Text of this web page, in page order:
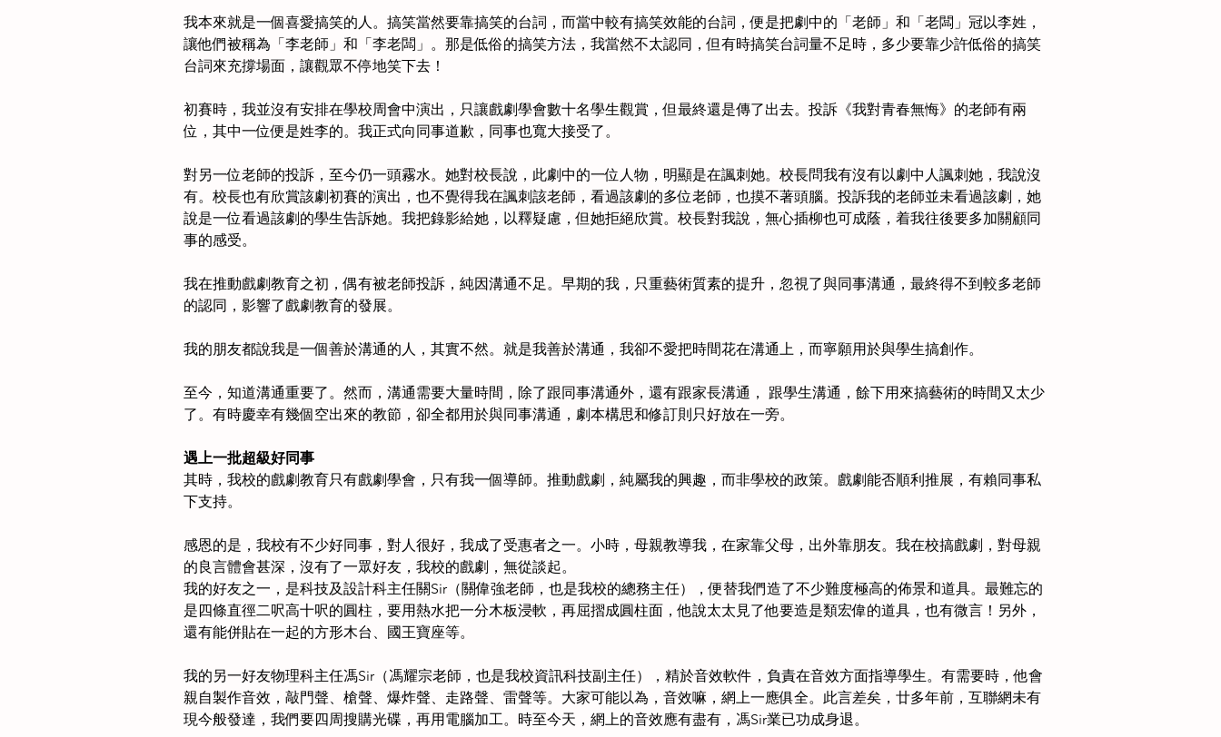
我本來就是一個喜愛搞笑的人。搞笑當然要靠搞笑的台詞，而當中較有搞笑效能的台詞，便是把劇中的「老師」和「老闆」冠以李姓，
讓他們被稱為「李老師」和「李老闆」。那是低俗的搞笑方法，我當然不太認同，但有時搞笑台詞量不足時，多少要靠少許低俗的搞笑
台詞來充撐場面，讓觀眾不停地笑下去！
初賽時，我並沒有安排在學校周會中演出，只讓戲劇學會數十名學生觀賞，但最終還是傳了出去。投訴《我對青春無悔》的老師有兩
位，其中一位便是姓李的。我正式向同事道歉，同事也寬大接受了。
對另一位老師的投訴，至今仍一頭霧水。她對校長說，此劇中的一位人物，明顯是在諷刺她。校長問我有沒有以劇中人諷刺她，我說沒
有。校長也有欣賞該劇初賽的演出，也不覺得我在諷刺該老師，看過該劇的多位老師，也摸不著頭腦。投訴我的老師並未看過該劇，她
說是一位看過該劇的學生告訴她。我把錄影給她，以釋疑慮，但她拒絕欣賞。校長對我說，無心插柳也可成蔭，着我往後要多加關顧同
事的感受。
我在推動戲劇教育之初，偶有被老師投訴，純因溝通不足。早期的我，只重藝術質素的提升，忽視了與同事溝通，最終得不到較多老師
的認同，影響了戲劇教育的發展。
我的朋友都說我是一個善於溝通的人，其實不然。就是我善於溝通，我卻不愛把時間花在溝通上，而寧願用於與學生搞創作。
至今，知道溝通重要了。然而，溝通需要大量時間，除了跟同事溝通外，還有跟家長溝通， 跟學生溝通，餘下用來搞藝術的時間又太少
了。有時慶幸有幾個空出來的教節，卻全都用於與同事溝通，劇本構思和修訂則只好放在一旁。
遇上一批超級好同事
其時，我校的戲劇教育只有戲劇學會，只有我一個導師。推動戲劇，純屬我的興趣，而非學校的政策。戲劇能否順利推展，有賴同事私
下支持。
感恩的是，我校有不少好同事，對人很好，我成了受惠者之一。小時，母親教導我，在家靠父母，出外靠朋友。我在校搞戲劇，對母親
的良言體會甚深，沒有了一眾好友，我校的戲劇，無從談起。
我的好友之一，是科技及設計科主任關Sir（關偉強老師，也是我校的總務主任），便替我們造了不少難度極高的佈景和道具。最難忘的
是四條直徑二呎高十呎的圓柱，要用熱水把一分木板浸軟，再屈摺成圓柱面，他說太太見了他要造是類宏偉的道具，也有微言！另外，
還有能併貼在一起的方形木台、國王寶座等。
我的另一好友物理科主任馮Sir（馮耀宗老師，也是我校資訊科技副主任），精於音效軟件，負責在音效方面指導學生。有需要時，他會
親自製作音效，敲門聲、槍聲、爆炸聲、走路聲、雷聲等。大家可能以為，音效嘛，網上一應俱全。此言差矣，廿多年前，互聯網未有
現今般發達，我們要四周搜購光碟，再用電腦加工。時至今天，網上的音效應有盡有，馮Sir業已功成身退。